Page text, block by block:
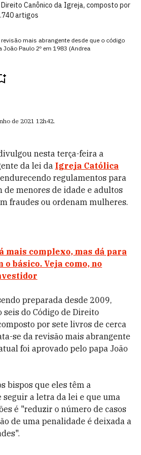
Canônico da Igreja, composto por
artigos
mais abrangente desde que o código
Paulo 2º em 1983 (Andrea
de 2021 12h42.
nesta terça-feira a
da lei da Igreja Católica
regulamentos para
de menores de idade e adultos
fraudes ou ordenam mulheres.
mais complexo, mas dá para
o básico. Veja como, no
preparada desde 2009,
seis do Código de Direito
por sete livros de cerca
se da revisão mais abrangente
foi aprovado pelo papa João
bispos que eles têm a
a letra da lei e que uma
é "reduzir o número de casos
de uma penalidade é deixada a